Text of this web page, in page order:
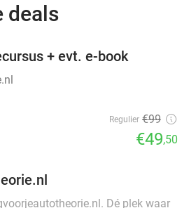
deals
+ evt. e-book
Regulier €99
€49,50
Dé plek waar